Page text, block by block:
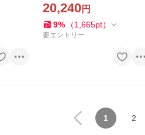
ー madrasWalk
20,240円
9% （1,665pt）
要エントリー
1 2